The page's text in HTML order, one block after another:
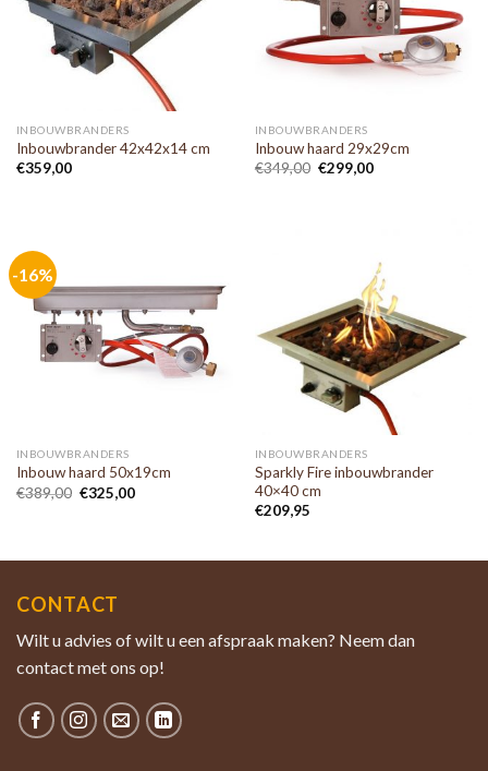
INBOUWBRANDERS
Inbouwbrander 42x42x14 cm
€359,00
INBOUWBRANDERS
Inbouw haard 29x29cm
€349,00 €299,00
-16%
INBOUWBRANDERS
Inbouw haard 50x19cm
€389,00 €325,00
INBOUWBRANDERS
Sparkly Fire inbouwbrander
40×40 cm
€209,95
CONTACT
Wilt u advies of wilt u een afspraak maken? Neem dan
contact met ons op!